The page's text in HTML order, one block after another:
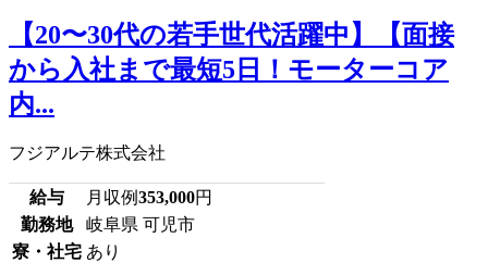
【20〜30代の若手世代活躍中】【面接
から入社まで最短5日！モーターコア
内...
フジアルテ株式会社
給与 月収例353,000円
勤務地
岐阜県 可児市
寮・社宅 あり